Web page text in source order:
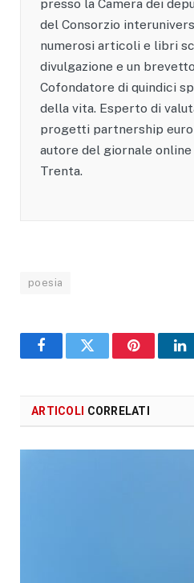
presso la Camera dei
del Consorzio
numerosi articoli e libri
divulgazione e un
Cofondatore di quindici
della vita. Esperto di
progetti partnership
autore del giornale
Trenta.
poesia
Facebook
X Pinterest
ARTICOLI CORRELATI